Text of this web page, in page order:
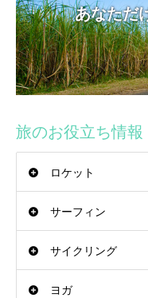
あなただ
旅のお役立ち情報
ロケット
サーフィン
サイクリング
ヨガ